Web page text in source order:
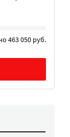
463 050 руб.